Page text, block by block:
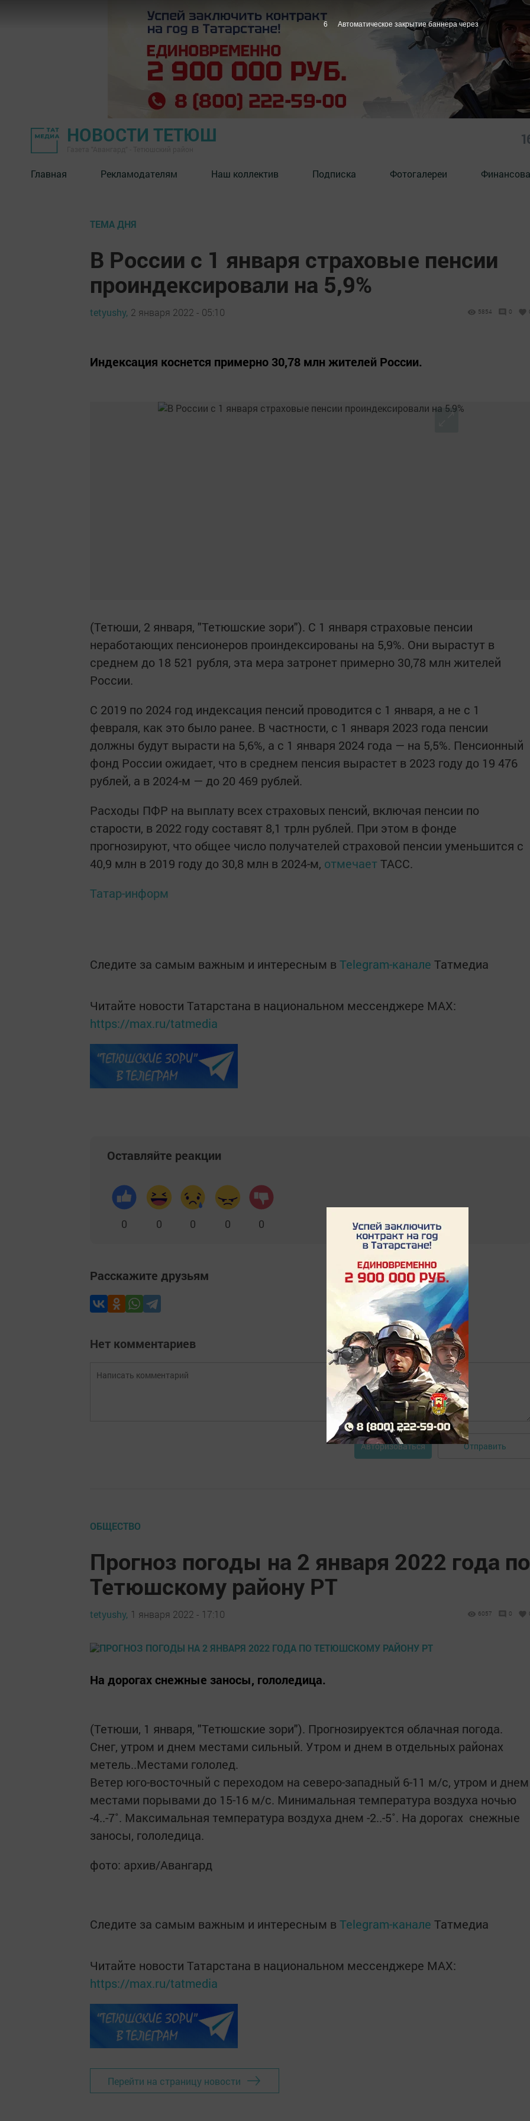
НОВОСТИ ТЕТЮШ
Главная Рекламодателям Наш коллектив Подписка Фотогалереи
ТЕМА ДНЯ
В России с 1 января страховые пенсии
проиндексировали на 5,9%
tetyushy, 2 января 2022 - 05:10 5854 0
Индексация коснется примерно 30,78 млн жителей России.
(Тетюши, 2 января, "Тетюшские зори"). С 1 января страховые пенсии
неработающих пенсионеров проиндексированы на 5,9%. Они вырастут в
среднем до 18 521 рубля, эта мера затронет примерно 30,78 млн жителей
России.
С 2019 по 2024 год индексация пенсий проводится с 1 января, а не с 1
февраля, как это было ранее. В частности, с 1 января 2023 года пенсии
должны будут вырасти на 5,6%, а с 1 января 2024 года — на 5,5%. Пенсионный
фонд России ожидает, что в среднем пенсия вырастет в 2023 году до 19 476
рублей, а в 2024-м — до 20 469 рублей.
Расходы ПФР на выплату всех страховых пенсий, включая пенсии по
старости, в 2022 году составят 8,1 трлн рублей. При этом в фонде
прогнозируют, что общее число получателей страховой пенсии уменьшится с
40,9 млн в 2019 году до 30,8 млн в 2024-м, отмечаетТАСС.
Татар-информ
Следите за самым важным и интересным в Telegram-канале Татмедиа
Читайте новости Татарстана в национальном мессенджере MАХ:
https://max.ru/tatmedia
Оставляйте реакции
0 0 0 0 0
Расскажите друзьям
Нет комментариев
Авторизоваться Отправить
ОБЩЕСТВО
Прогноз погоды на 2 января 2022 года по
Тетюшскому району РТ
tetyushy, 1 января 2022 - 17:10 6057 0
На дорогах снежные заносы, гололедица.
(Тетюши, 1 января, "Тетюшские зори"). Прогнозируектся облачная погода.
Снег, утром и днем местами сильный. Утром и днем в отдельных районах
метель..Местами гололед.
Ветер юго-восточный с переходом на северо-западный 6-11 м/с, утром и днем
местами порывами до 15-16 м/с. Минимальная температура воздуха ночью
-4..-7˚. Максимальная температура воздуха днем -2..-5˚. На дорогах снежные
заносы, гололедица.
фото: архив/Авангард
Следите за самым важным и интересным в Telegram-канале Татмедиа
Читайте новости Татарстана в национальном мессенджере MАХ:
https://max.ru/tatmedia
Перейти на страницу новости
5 Автоматическое закрытие баннера через